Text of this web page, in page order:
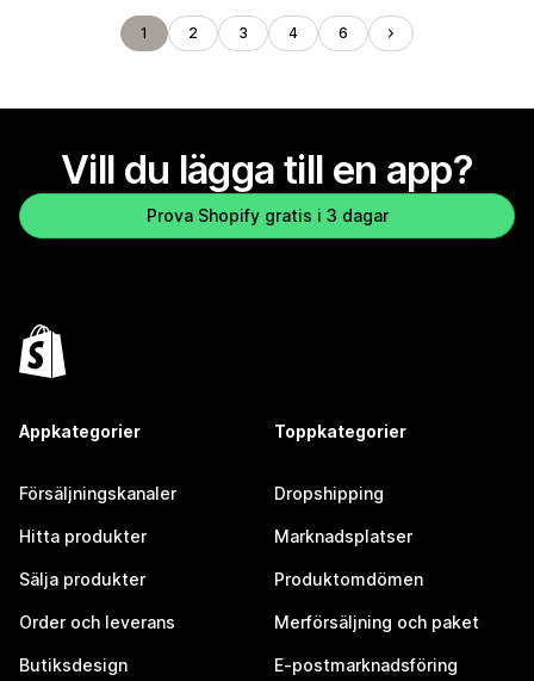
1 2 3 4 6
Vill du lägga till en app?
Prova Shopify gratis i 3 dagar
Appkategorier
Försäljningskanaler
Hitta produkter
Sälja produkter
Order och leverans
Butiksdesign
Toppkategorier
Dropshipping
Marknadsplatser
Produktomdömen
Merförsäljning och paket
E-postmarknadsföring